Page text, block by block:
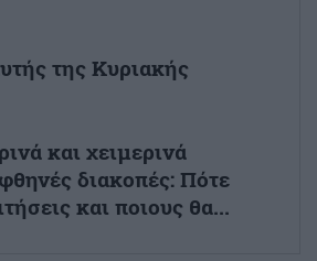
της Κυριακής
και χειμερινά
διακοπές: Πότε
και ποιους θα...